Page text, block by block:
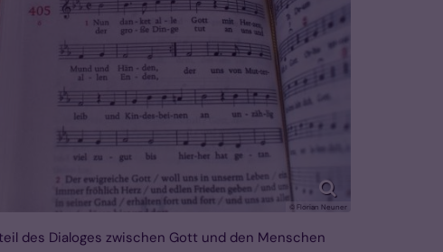
© Florian Neuner
des Dialoges zwischen Gott und den Menschen